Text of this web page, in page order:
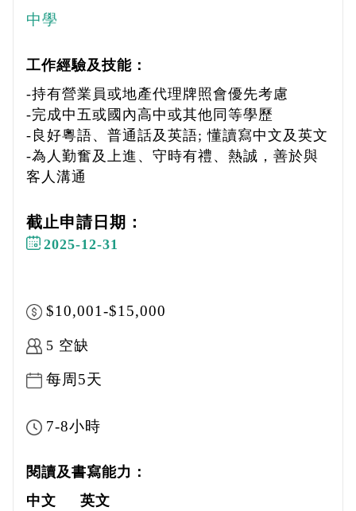
中學
工作經驗及技能：
-持有營業員或地產代理牌照會優先考慮
-完成中五或國內高中或其他同等學歷
-良好粵語、普通話及英語; 懂讀寫中文及英文
-為人勤奮及上進、守時有禮、熱誠，善於與
客人溝通
截止申請日期：
2025-12-31
$10,001-$15,000
5 空缺
每周5天
7-8小時
閱讀及書寫能力：
中文
英文